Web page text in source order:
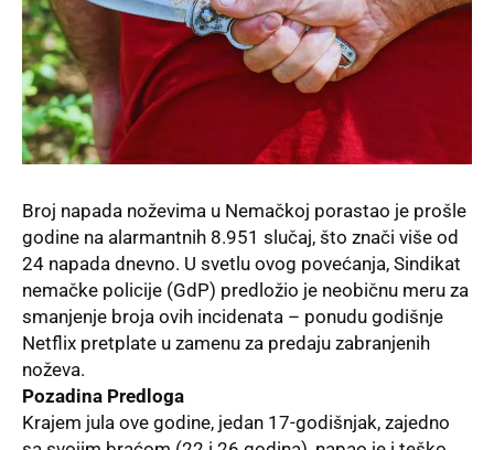
Broj napada noževima u Nemačkoj porastao je prošle
godine na alarmantnih 8.951 slučaj, što znači više od
24 napada dnevno. U svetlu ovog povećanja, Sindikat
nemačke policije (GdP) predložio je neobičnu meru za
smanjenje broja ovih incidenata – ponudu godišnje
Netflix pretplate u zamenu za predaju zabranjenih
noževa.
Pozadina Predloga
Krajem jula ove godine, jedan 17-godišnjak, zajedno